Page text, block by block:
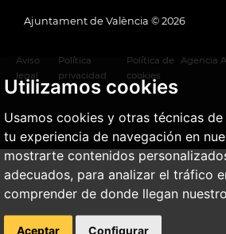
Utilizamos cookies
Usamos cookies y otras técnicas
tu experiencia de navegación en
mostrarte contenidos
adecuados, para analizar el tráfico
comprender de donde llegan
Aceptar Configurar
Ajuntament de València © 2026
Aviso
legal
Política
privacidad
Política de
cookies
Agencia